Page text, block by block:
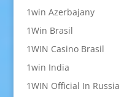
1win Azerbajany
1Win Brasil
1WIN Casino Brasil
1win India
1WIN Official In Russia